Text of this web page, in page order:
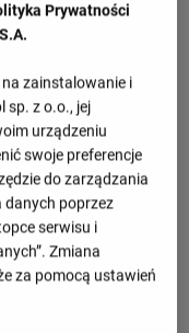
Prywatności
na zainstalowanie i
sp. z o.o., jej
urządzeniu
swoje preferencje
do zarządzania
poprzez
serwisu i
Zmiana
za pomocą ustawień